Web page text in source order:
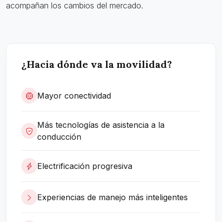
acompañan los cambios del mercado.
¿Hacia dónde va la movilidad?
Mayor conectividad
Más tecnologías de asistencia a la
conducción
Electrificación progresiva
Experiencias de manejo más inteligentes